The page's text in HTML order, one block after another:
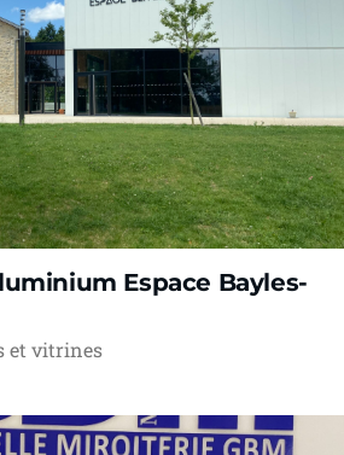
Espace Bayles-
et vitrines